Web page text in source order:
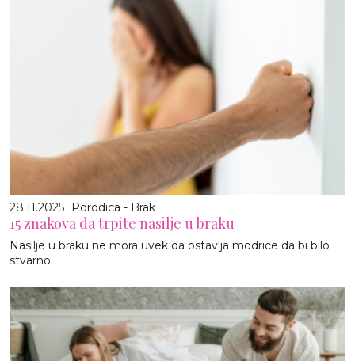
28.11.2025 Porodica - Brak
15 znakova da trpite nasilje u braku
Nasilje u braku ne mora uvek da ostavlja modrice da bi bilo
stvarno.